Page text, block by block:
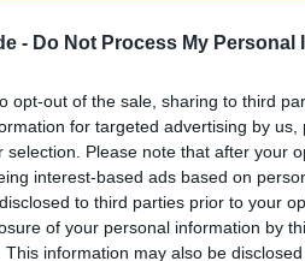
- Do Not Process My Personal
opt-out of the sale, sharing to third
for targeted advertising by
selection. Please note that after your
interest-based ads based on
to third parties prior to your
of your personal information by
This information may also be
μυρωδικά.
Σε ένα μεγάλο
χόρτα και όλα
από το αλεύρι
ανακατεύουμε
Παίρνουμε ένα